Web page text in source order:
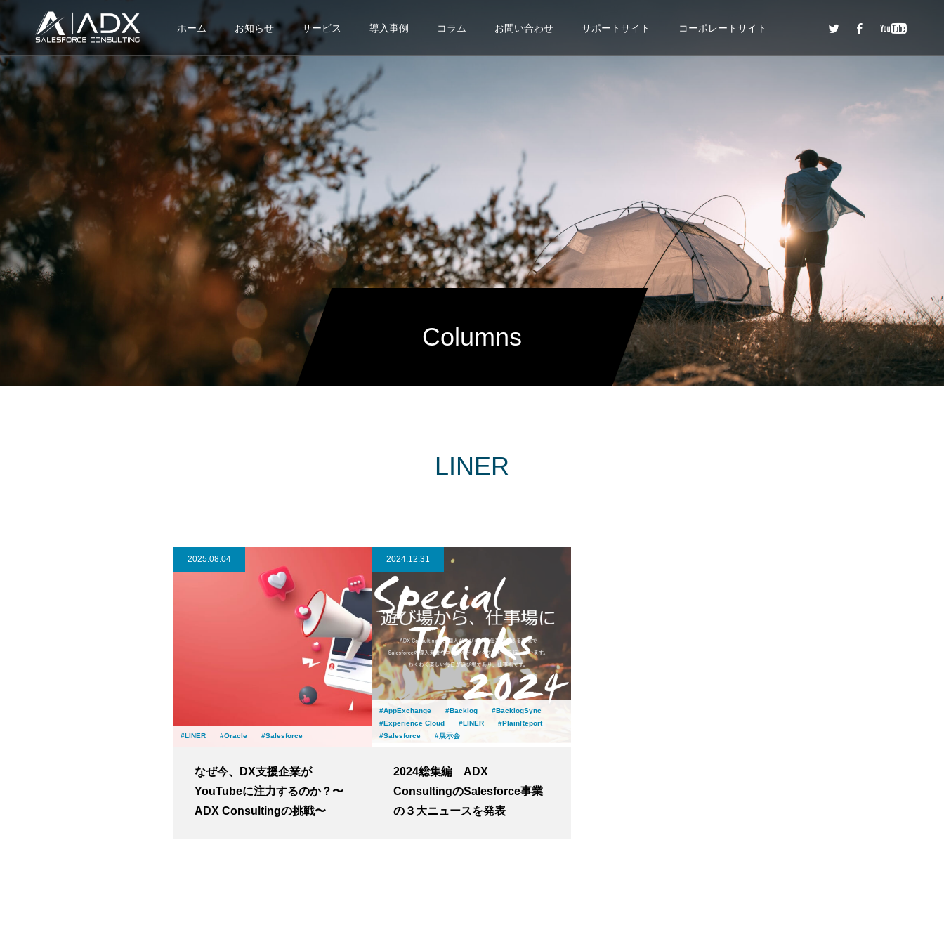
ホーム お知らせ サービス 導入事例 コラム お問い合わせ サポートサイト コーポレートサイト
Columns
LINER
2025.08.04
LINER Oracle Salesforce
なぜ今、DX支援企業が
YouTubeに注力するのか？〜
ADX Consultingの挑戦〜
2024.12.31
AppExchange Backlog
BacklogSync
Experience Cloud
LINER
PlainReport
Salesforce
展示会
2024総集編 ADX
ConsultingのSalesforce事業
の３大ニュースを発表